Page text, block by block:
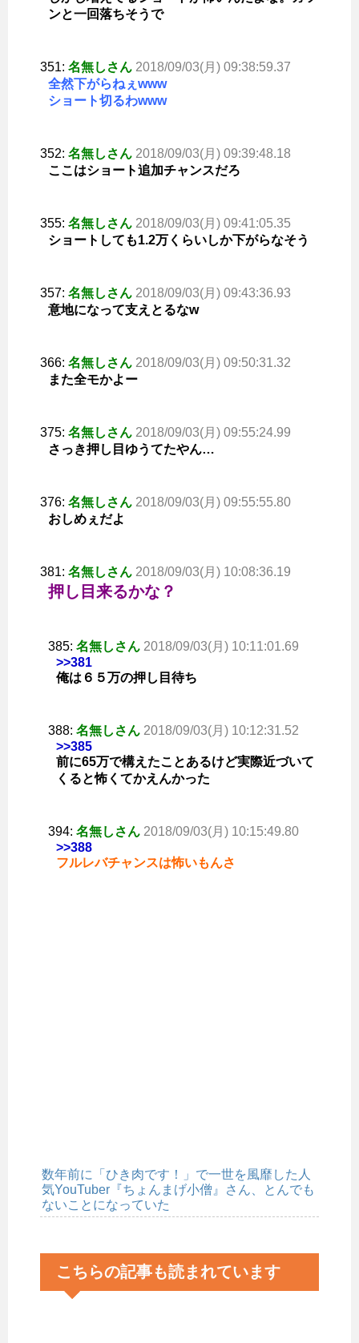
ンと一回落ちそうで
351: 名無しさん 2018/09/03(月) 09:38:59.37
全然下がらねぇwww
ショート切るわwww
352: 名無しさん 2018/09/03(月) 09:39:48.18
ここはショート追加チャンスだろ
355: 名無しさん 2018/09/03(月) 09:41:05.35
ショートしても1.2万くらいしか下がらなそう
357: 名無しさん 2018/09/03(月) 09:43:36.93
意地になって支えとるなw
366: 名無しさん 2018/09/03(月) 09:50:31.32
また全モかよー
375: 名無しさん 2018/09/03(月) 09:55:24.99
さっき押し目ゆうてたやん…
376: 名無しさん 2018/09/03(月) 09:55:55.80
おしめぇだよ
381: 名無しさん 2018/09/03(月) 10:08:36.19
押し目来るかな？
385: 名無しさん 2018/09/03(月) 10:11:01.69
>>381
俺は６５万の押し目待ち
388: 名無しさん 2018/09/03(月) 10:12:31.52
>>385
前に65万で構えたことあるけど実際近づいて
くると怖くてかえんかった
394: 名無しさん 2018/09/03(月) 10:15:49.80
>>388
フルレバチャンスは怖いもんさ
数年前に「ひき肉です！」で一世を風靡した人
気YouTuber『ちょんまげ小僧』さん、とんでも
ないことになっていた
こちらの記事も読まれています